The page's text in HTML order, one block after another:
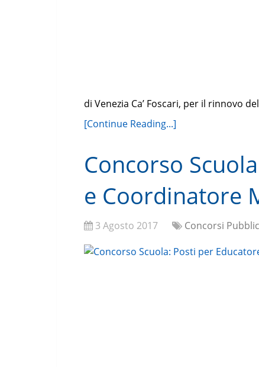
di Venezia Ca’ Foscari, per il rinnovo
[Continue Reading...]
Concorso
e Coordinatore
3 Agosto 2017
Concorsi